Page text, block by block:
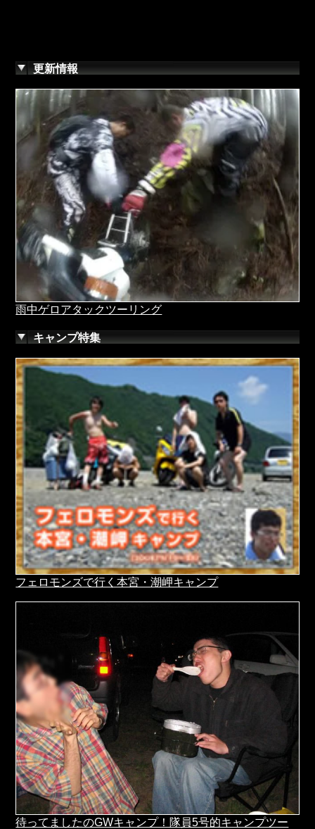
更新情報
雨中ゲロアタックツーリング
キャンプ特集
フェロモンズで行く本宮・潮岬キャンプ
待ってましたのGWキャンプ！隊員5号的キャンプツー